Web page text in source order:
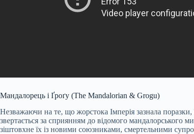
Мандалорець і Ґроґу (The Mandalorian & Grogu)
Незважаючи на те, що жорстока Імперія зазнала
звертається за сприянням до відомого мандалорського
зіштовхне їх із новими союзниками, смертельними